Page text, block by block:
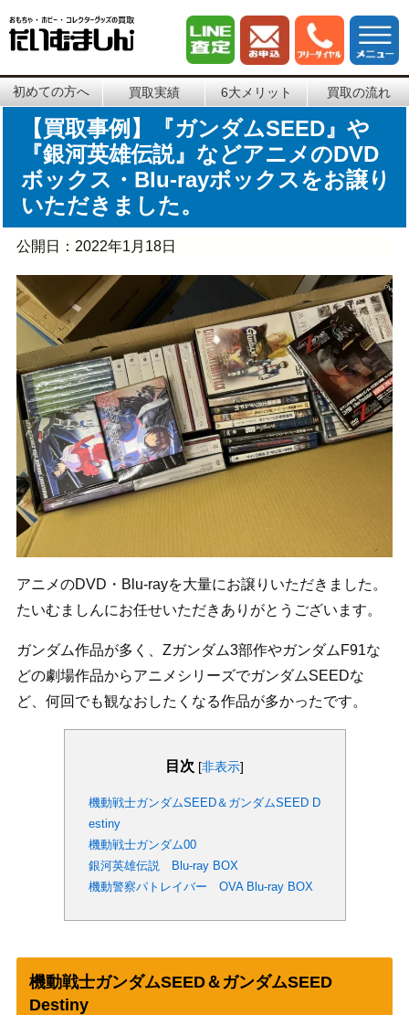
初めての方へ 買取実績 6大メリット 買取の流れ
【買取事例】『ガンダムSEED』や
『銀河英雄伝説』などアニメのDVD
ボックス・Blu-rayボックスをお譲り
いただきました。
公開日： 2022年1月18日
アニメのDVD・Blu-rayを大量にお譲りいただきました。
たいむましんにお任せいただきありがとうございます。
ガンダム作品が多く、Zガンダム3部作やガンダムF91な
どの劇場作品からアニメシリーズでガンダムSEEDな
ど、何回でも観なおしたくなる作品が多かったです。
目次 [非表示]
機動戦士ガンダムSEED＆ガンダムSEED D
estiny
機動戦士ガンダム00
銀河英雄伝説 Blu-ray BOX
機動警察パトレイバー OVA Blu-ray BOX
機動戦士ガンダムSEED＆ガンダムSEED
Destiny